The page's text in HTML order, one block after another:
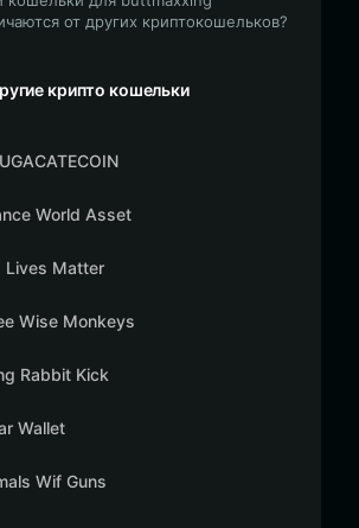
от других криптокошельков?
крипто кошельки
World Asset
Lives Matter
Wise Monkeys
Rabbit Kick
Wallet
Wif Guns